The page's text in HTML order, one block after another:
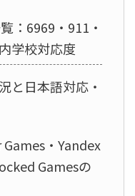
：6969・911・
学校対応度
と日本語対応・
・Yandex
Gamesの